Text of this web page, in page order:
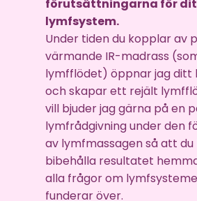
förutsättningarna för
lymfsystem.
Under tiden du kopplar av
värmande IR-madrass
lymfflödet) öppnar jag ditt
och skapar ett rejält
vill bjuder jag gärna på en
lymfrådgivning under den
av lymfmassagen så att du
bibehålla resultatet
alla frågor om
funderar över.